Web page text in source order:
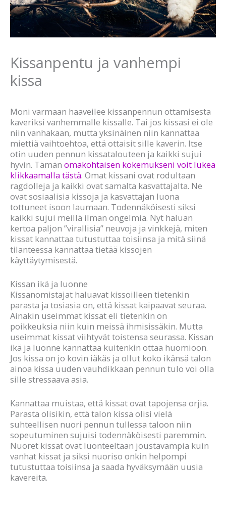
Kissanpentu ja vanhempi
kissa
Moni varmaan haaveilee kissanpennun ottamisesta
kaveriksi vanhemmalle kissalle. Tai jos kissasi ei ole
niin vanhakaan, mutta yksinäinen niin kannattaa
miettiä vaihtoehtoa, että ottaisit sille kaverin. Itse
otin uuden pennun kissatalouteen ja kaikki sujui
hyvin. Tämän omakohtaisen kokemukseni voit lukea
klikkaamalla tästä. Omat kissani ovat rodultaan
ragdolleja ja kaikki ovat samalta kasvattajalta. Ne
ovat sosiaalisia kissoja ja kasvattajan luona
tottuneet isoon laumaan. Todennäköisesti siksi
kaikki sujui meillä ilman ongelmia. Nyt haluan
kertoa paljon ”virallisia” neuvoja ja vinkkejä, miten
kissat kannattaa tutustuttaa toisiinsa ja mitä siinä
tilanteessa kannattaa tietää kissojen
käyttäytymisestä.
Kissan ikä ja luonne
Kissanomistajat haluavat kissoilleen tietenkin
parasta ja tosiasia on, että kissat kaipaavat seuraa.
Ainakin useimmat kissat eli tietenkin on
poikkeuksia niin kuin meissä ihmisissäkin. Mutta
useimmat kissat viihtyvät toistensa seurassa. Kissan
ikä ja luonne kannattaa kuitenkin ottaa huomioon.
Jos kissa on jo kovin iäkäs ja ollut koko ikänsä talon
ainoa kissa uuden vauhdikkaan pennun tulo voi olla
sille stressaava asia.
Kannattaa muistaa, että kissat ovat tapojensa orjia.
Parasta olisikin, että talon kissa olisi vielä
suhteellisen nuori pennun tullessa taloon niin
sopeutuminen sujuisi todennäköisesti paremmin.
Nuoret kissat ovat luonteeltaan joustavampia kuin
vanhat kissat ja siksi nuoriso onkin helpompi
tutustuttaa toisiinsa ja saada hyväksymään uusia
kavereita.